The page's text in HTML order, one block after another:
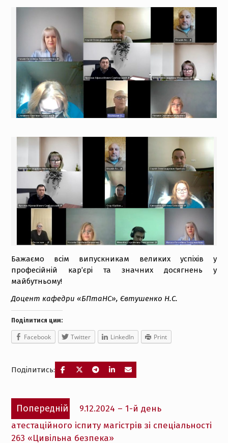
Бажаємо всім випускникам великих успіхів у
професійній кар’єрі та значних досягнень у
майбутньому!
Доцент кафедри «БПтаНС», Євтушенко Н.С.
Поділитися цим:
Facebook Twitter LinkedIn Print
Поділитись:
Навігація
записів
Попередній
Попередній
запис:
9.12.2024 – 1-й день
атестаційного іспиту магістрів зі спеціальності
263 «Цивільна безпека»